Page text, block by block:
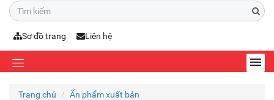
Sơ đồ trang Liên hệ
Trang chủ Ấn phẩm xuất bản